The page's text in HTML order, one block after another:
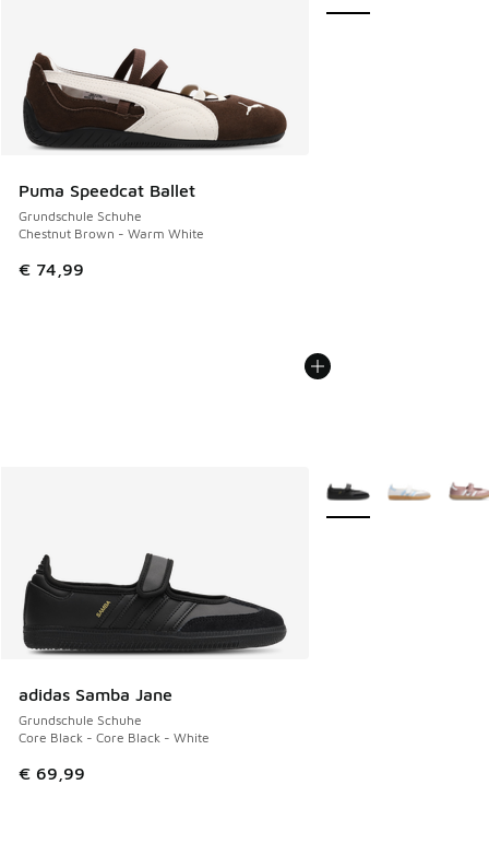
Puma Speedcat Ballet
Grundschule Schuhe
Chestnut Brown - Warm White
€ 74,99
adidas Samba Jane
Grundschule Schuhe
Core Black - Core Black - White
€ 69,99
Weitere Farben